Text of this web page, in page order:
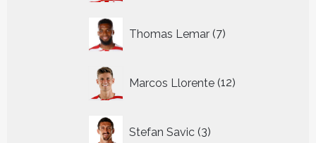
Thomas Lemar 7
producten
Marcos Llorente 12
producten
Stefan Savic 3
producten